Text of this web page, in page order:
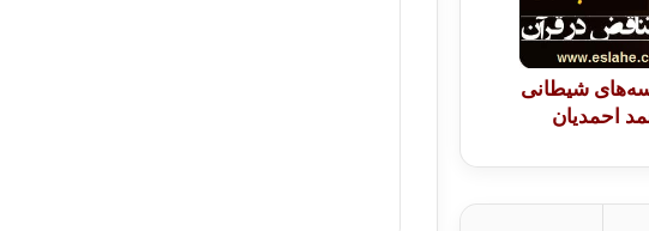
شیطانی
احمدیان